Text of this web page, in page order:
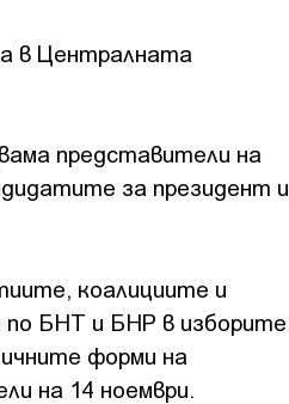
в Централната
представители на
за президент и
коалициите и
по БНТ и БНР в изборите
форми на
на 14 ноември.